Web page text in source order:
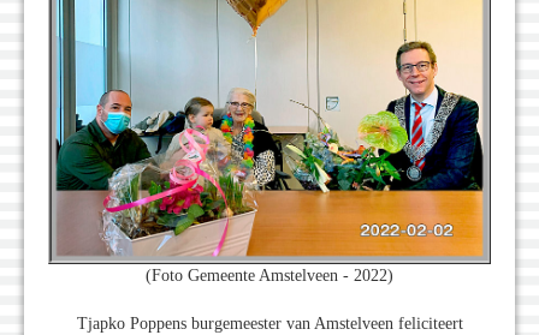
(Foto Gemeente Amstelveen - 2022)
Tjapko Poppens burgemeester van Amstelveen feliciteert